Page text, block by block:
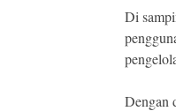
Di
Dengan